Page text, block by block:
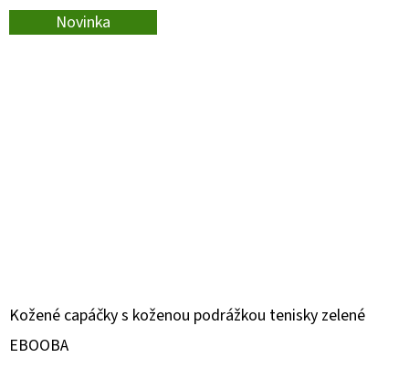
Novinka
Kožené capáčky s koženou podrážkou tenisky zelené
EBOOBA